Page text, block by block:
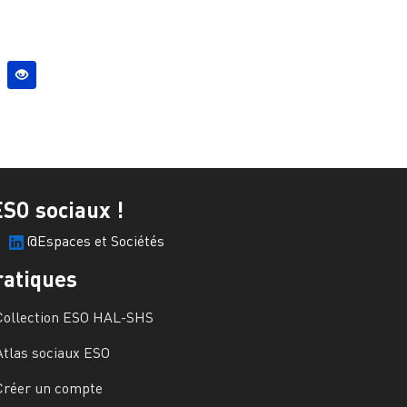
sociaux !
@Espaces et Sociétés
ESO HAL-SHS
sociaux ESO
un compte